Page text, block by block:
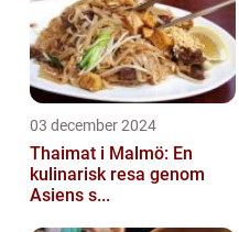
03 december 2024
Thaimat i Malmö: En
kulinarisk resa genom
Asiens s...